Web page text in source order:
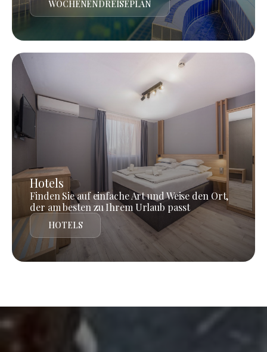
WOCHENENDREISEPLAN
Hotels
Finden Sie auf einfache Art und Weise den Ort,
der am besten zu Ihrem Urlaub passt
HOTELS